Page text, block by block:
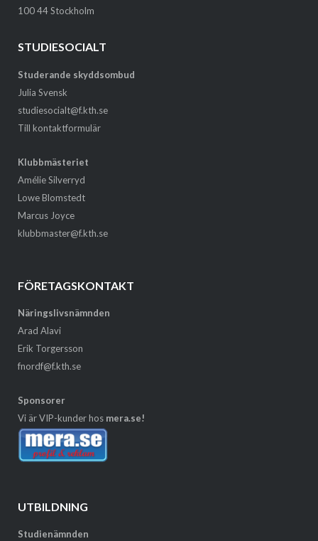
100 44 Stockholm
STUDIESOCIALT
Studerande skyddsombud
Julia Svensk
studiesocialt@f.kth.se
Till kontaktformulär
Klubbmästeriet
Amélie Silverryd
Lowe Blomstedt
Marcus Joyce
klubbmaster@f.kth.se
FÖRETAGSKONTAKT
Näringslivsnämnden
Arad Alavi
Erik Torgersson
fnordf@f.kth.se
Sponsorer
Vi är VIP-kunder hos mera.se!
UTBILDNING
Studienämnden